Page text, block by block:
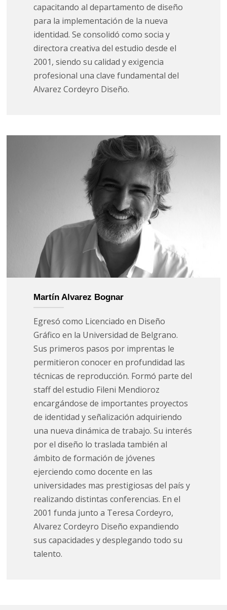
capacitando al departamento de diseño
para la implementación de la nueva
identidad. Se consolidó como socia y
directora creativa del estudio desde el
2001, siendo su calidad y exigencia
profesional una clave fundamental del
Alvarez Cordeyro Diseño.
Martín Alvarez Bognar
Egresó como Licenciado en Diseño
Gráfico en la Universidad de Belgrano.
Sus primeros pasos por imprentas le
permitieron conocer en profundidad las
técnicas de reproducción. Formó parte del
staff del estudio Fileni Mendioroz
encargándose de importantes proyectos
de identidad y señalización adquiriendo
una nueva dinámica de trabajo. Su interés
por el diseño lo traslada también al
ámbito de formación de jóvenes
ejerciendo como docente en las
universidades mas prestigiosas del país y
realizando distintas conferencias. En el
2001 funda junto a Teresa Cordeyro,
Alvarez Cordeyro Diseño expandiendo
sus capacidades y desplegando todo su
talento.